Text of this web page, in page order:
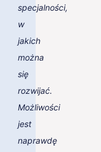
specjalności,
w
jakich
można
się
rozwijać.
Możliwości
jest
naprawdę